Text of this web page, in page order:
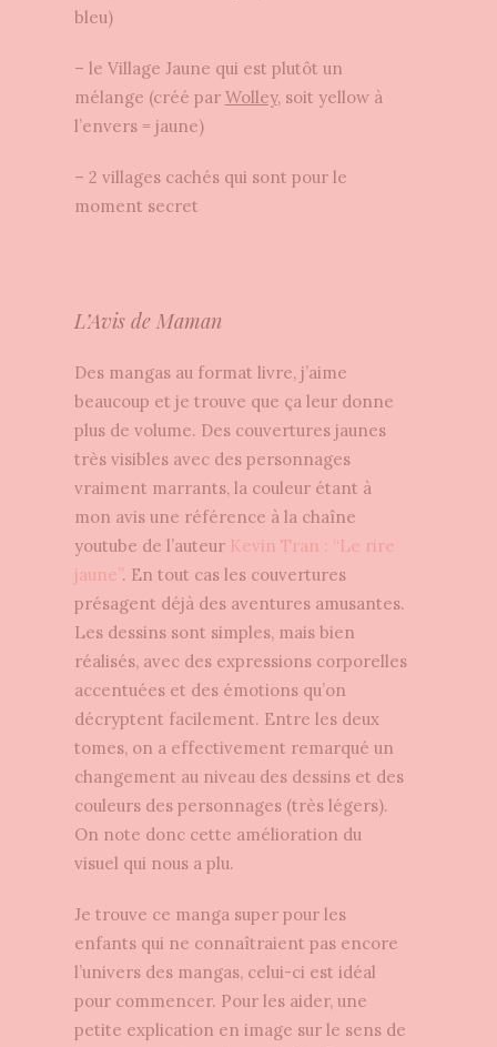
bleu)
– le Village Jaune qui est plutôt un
mélange (créé par Wolley, soit yellow à
l’envers = jaune)
– 2 villages cachés qui sont pour le
moment secret
L’Avis de Maman
Des mangas au format livre, j’aime
beaucoup et je trouve que ça leur donne
plus de volume. Des couvertures jaunes
très visibles avec des personnages
vraiment marrants, la couleur étant à
mon avis une référence à la chaîne
youtube de l’auteur Kevin Tran : “Le rire
jaune”. En tout cas les couvertures
présagent déjà des aventures amusantes.
Les dessins sont simples, mais bien
réalisés, avec des expressions corporelles
accentuées et des émotions qu’on
décryptent facilement. Entre les deux
tomes, on a effectivement remarqué un
changement au niveau des dessins et des
couleurs des personnages (très légers).
On note donc cette amélioration du
visuel qui nous a plu.
Je trouve ce manga super pour les
enfants qui ne connaîtraient pas encore
l’univers des mangas, celui-ci est idéal
pour commencer. Pour les aider, une
petite explication en image sur le sens de